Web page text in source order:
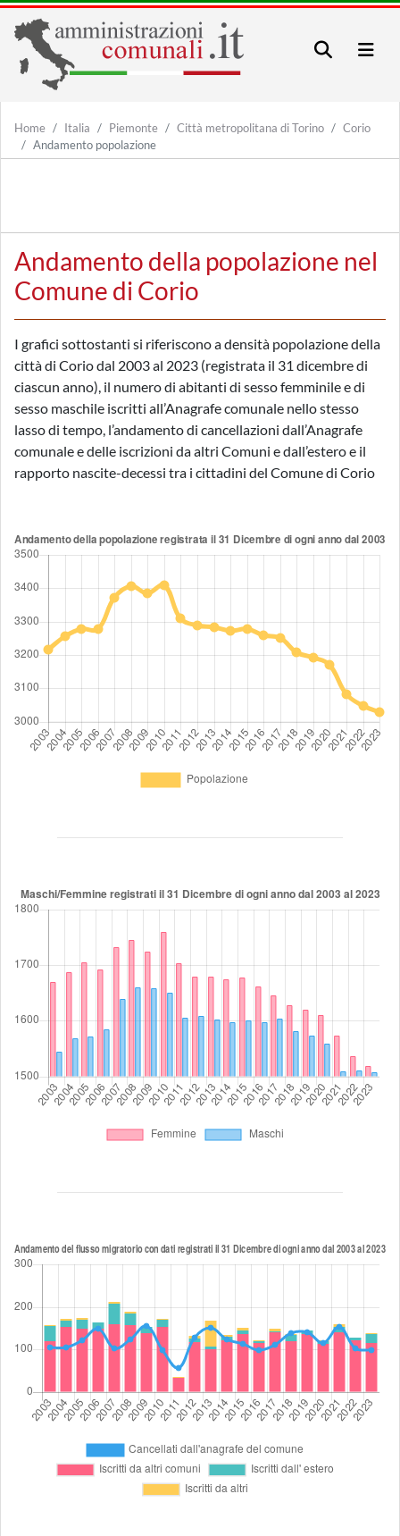
Home Italia Piemonte Città metropolitana di Torino
Corio
Andamento popolazione
Andamento della popolazione nel
Comune di Corio
I grafici sottostanti si riferiscono a densità popolazione della
città di Corio dal 2003 al 2023 (registrata il 31 dicembre di
ciascun anno), il numero di abitanti di sesso femminile e di
sesso maschile iscritti all’Anagrafe comunale nello stesso
lasso di tempo, l’andamento di cancellazioni dall’Anagrafe
comunale e delle iscrizioni da altri Comuni e dall’estero e il
rapporto nascite-decessi tra i cittadini del Comune di Corio